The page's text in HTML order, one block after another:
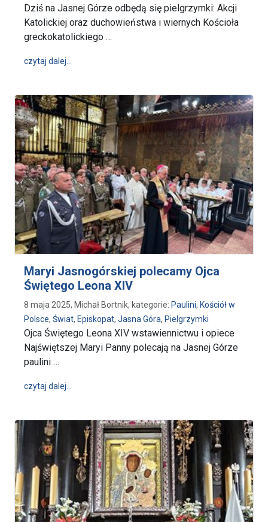
Dziś na Jasnej Górze odbędą się pielgrzymki: Akcji
Katolickiej oraz duchowieństwa i wiernych Kościoła
greckokatolickiego …
czytaj dalej…
Maryi Jasnogórskiej polecamy Ojca
Świętego Leona XIV
8 maja 2025, Michał Bortnik, kategorie: Paulini, Kościół w
Polsce, Świat, Episkopat, Jasna Góra, Pielgrzymki
Ojca Świętego Leona XIV wstawiennictwu i opiece
Najświętszej Maryi Panny polecają na Jasnej Górze
paulini …
czytaj dalej…